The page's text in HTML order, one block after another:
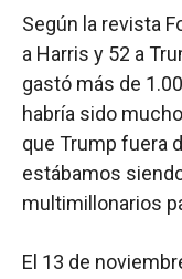
Según la revista
a Harris y 52 a
gastó más de
habría sido
que Trump fuera
estábamos
multimillonarios
El 13 de